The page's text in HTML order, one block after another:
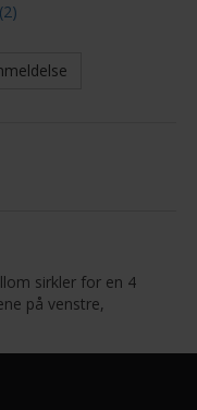
(2)
sirkler for en 4
på venstre,